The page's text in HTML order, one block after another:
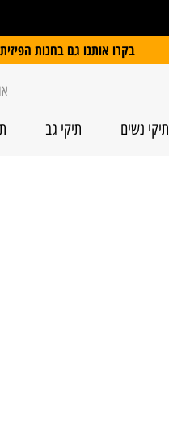
בקרו אותנו גם בחנות הפיזית: הרצל 74, ראשל”צ | חנייה חינם ללקוחות בלבד | משלוחים
תיקי נשים תיקי גב